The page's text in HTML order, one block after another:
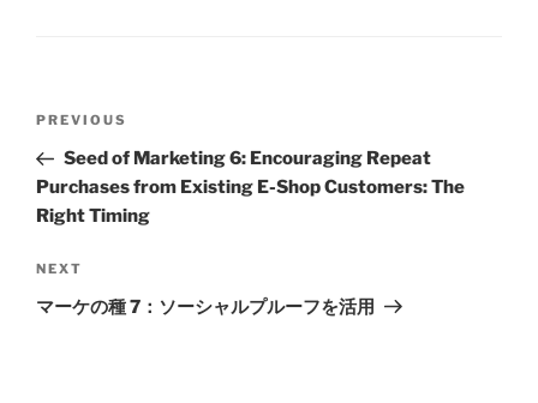
PREVIOUS
Seed of Marketing 6: Encouraging Repeat
Purchases from Existing E-Shop Customers: The
Right Timing
NEXT
マーケの種 7：ソーシャルプルーフを活用